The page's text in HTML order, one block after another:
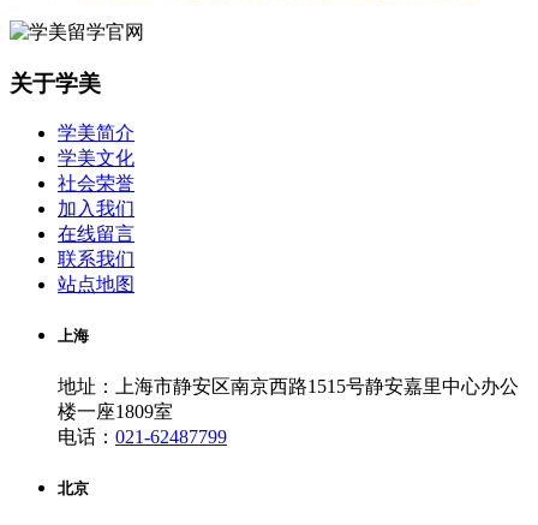
关于学美
学美简介
学美文化
社会荣誉
加入我们
在线留言
联系我们
站点地图
上海
地址：上海市静安区南京西路1515号静安嘉里中心办公
楼一座1809室
电话： 021-62487799
北京